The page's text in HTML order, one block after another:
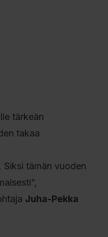
tärkeän
takaa
Siksi tämän vuoden
Juha-Pekka